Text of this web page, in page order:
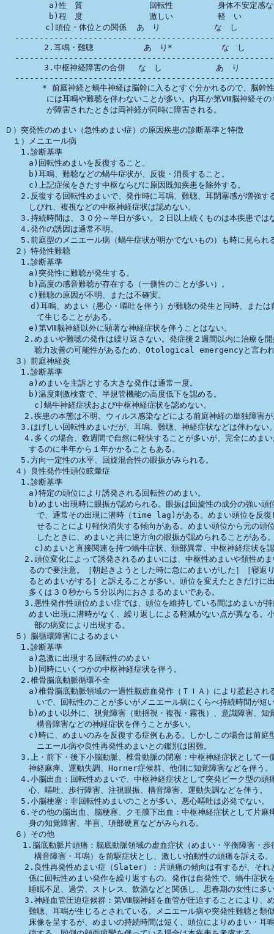
a)性　質    　        回転性　 　　　　身体不安定感
         b)程　度　            激しい　　　　 　軽　い
c)頭位・体位との関係  あ　り           な　し
        2.耳鳴・難聴　　       あ　り*          な　し
        3.中枢神経障害の合併 　な　し           あ　り
* 前庭神経と蝸牛神経は脳幹に入るとすぐ分かれるので、脳幹性
には耳鳴や難聴を伴わないことが多い。内耳か第Ⅷ脳神経その
が障害されたときは両神経が同時に障害される。
Ｄ）突発性のめまい（急性めまい症）の原因疾患の診断基準と特徴
１）メニエール病
1.診断基準
a)回転性めまいを反復すること。
b)耳鳴、難聴などの蝸牛症状が、反復・消長すること。
c)上記症候をきたす中枢ならびに原因既知疾患を除外する。
2.反復する回転性めまいで、発作時に耳鳴、難聴、耳閉塞感が増強す
しびれ、複視などの中枢神経症状は認めない。
3.持続時間は、３０分～半日が多い。２日以上続くものは本疾患では
4.発作の誘因は通常不明。
5.前庭型のメニエール病（蝸牛症状が明かでないもの）も時に見ら
  ２）特発性難聴
1.診断基準
a)突発性に難聴が発生する。
b)高度の感音難聴が存在する（一側性のことが多い）。
c)難聴の原因が不明、または不確実。
d)耳鳴、めまい（悪心・嘔吐を伴う）が難聴の発生と同時、または
て生じることがある。
e)第Ⅷ脳神経以外に顕著な神経症状を伴うことはない。
2.めまいや難聴の発作は繰り返さない。発症後２週間以内に治療を
聴力改善の可能性があるため、Otological emergencyと言わ
  ３）前庭神経炎
1.診断基準
a)めまいを主訴とする大きな発作は通常一度。
b)温度刺激検査で、半規管機能の高度低下を認める。
      c)蝸牛神経症状および中枢神経症状を認めない。
2.疾患の本態は不明。ウィルス感染などによる前庭神経の単独障害
3.はげしい回転性めまいだが、耳鳴、難聴、神経症状などは伴
4.多くの場合、数週間で自然に軽快することが多いが、完全にめま
するのに半年から１年かかることもある。
5.方向一定性の水平、回旋混合性の眼振がみられる。
  ４）良性発作性頭位眩暈症
1.診断基準
a)特定の頭位により誘発される回転性のめまい。
b)めまい出現時に眼振が認められる。眼振は回旋性の成分の強い頭
で、通常その出現に潜時（time lag)がある。めまい頭位を反復
せることにより軽快消失する傾向がある。めまい頭位から元の頭
したときに、めまいと共に逆方向の眼振が認められることがある
c)めまいと直接関連を持つ蝸牛症状、頚部異常、中枢神経症状を
2.頭位変化によって誘発されるめまいには、中枢性めまいや頚性め
るので要注意。［朝起きようとした時に急にめまいがした］［寝返
るとめまいがする］と訴えることが多い。頭位を変えたときだけに
多くは３０秒から５分以内におさまるめまいである。
3.悪性発作性頭位めまい症では、頭位を維持している間はめまいが
めまい出現に潜時がなく、繰り返しによる軽減がない点が異なる。
      部の病変により出現する。
  ５）脳循環障害によるめまい
1.診断基準
a)急激に出現する回転性のめまい
b)同時にいくつかの中枢神経症状を伴う。
2.椎骨脳底動脈循環不全
a)椎骨脳底動脈領域の一過性脳虚血発作（ＴＩＡ）により惹起され
いで、回転性のことが多いがメニエール病にくらべ持続時間が短
b)めまい以外に、視覚障害（動揺視・複視・霧視）、意識障害、知
構音障害などの神経症状を伴うことが多い。
c)時に、めまいのみを反復する症例もある。しかしこの場合は前庭
ニエール病や良性再発性めまいとの鑑別は困難。
3.上・前下・後下小脳動脈、椎骨動脈の閉塞：中枢神経症状として一
神経麻痺、運動失調、Horner症候群、他側に知覚障害などを伴う。
4.小脳出血：回転性めまいで、中枢神経症状として突発ピーク型の頭
心、嘔吐、歩行障害、注視眼振、構音障害、運動失調などを伴う。
5.小脳梗塞：非回転性めまいのことが多い。悪心嘔吐は必発でない。
6.その他の脳出血、脳梗塞、クモ膜下出血：中枢神経症状として片麻
身の知覚障害、半盲、項部硬直などがみられる。
  ６）その他
1.脳底動脈片頭痛：脳底動脈領域の虚血症状（めまい・平衡障害・歩
      構音障害・耳鳴）を前駆症状とし、激しい拍動性の頭痛を訴える。
2.良性再発性めまい症（Slater）：片頭痛の傾向は有するが、それ
係に回転性めまい発作を繰り返すもの。発作は自発性で、蝸牛症状
睡眠不足、過労、ストレス、飲酒などと関係し、思春期の女性に多
3.神経血管圧迫症候群：第Ⅷ脳神経を血管が圧迫することにより、
難聴、耳鳴が生じるとされている。メニエール病や突発性難聴と類
床像を呈するが、めまいの持続時間は短く、頭位によりめまい・耳